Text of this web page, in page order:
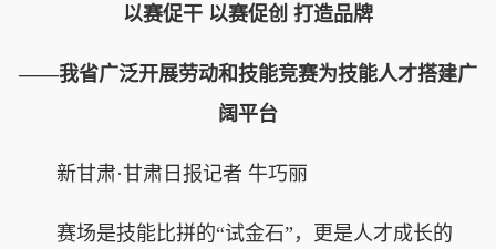
以赛促干 以赛促创 打造品牌
——我省广泛开展劳动和技能竞赛为技能人才搭建广
阔平台
新甘肃·甘肃日报记者 牛巧丽
赛场是技能比拼的“试金石”，更是人才成长的